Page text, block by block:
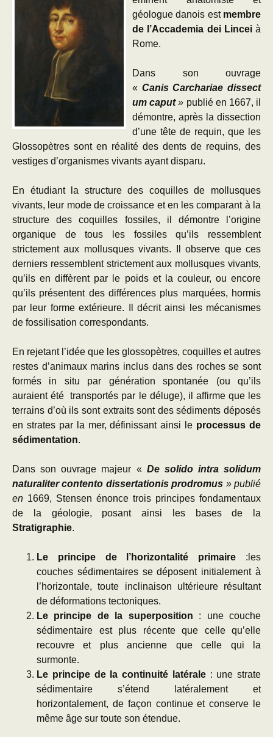
géologue danois est membre
de l’Accademia dei Lincei à
Rome.
Dans son ouvrage
« Canis Carchariae dissect
um caput» publié en 1667, il
démontre, après la dissection
d’une tête de requin, que les
Glossopètres sont en réalité des dents de requins, des
vestiges d’organismes vivants ayant disparu.
En étudiant la structure des coquilles de mollusques
vivants, leur mode de croissance et en les comparant à la
structure des coquilles fossiles, il démontre l’origine
organique de tous les fossiles qu’ils ressemblent
strictement aux mollusques vivants. Il observe que ces
derniers ressemblent strictement aux mollusques vivants,
qu’ils en diffèrent par le poids et la couleur, ou encore
qu’ils présentent des différences plus marquées, hormis
par leur forme extérieure. Il décrit ainsi les mécanismes
de fossilisation correspondants.
En rejetant l’idée que les glossopètres, coquilles et autres
restes d’animaux marins inclus dans des roches se sont
formés in situ par génération spontanée (ou qu’ils
auraient été transportés par le déluge), il affirme que les
terrains d’où ils sont extraits sont des sédiments déposés
en strates par la mer, définissant ainsi le processus de
sédimentation.
Dans son ouvrage majeur « De solido intra solidum
naturaliter contento dissertationis prodromus » publié
en 1669, Stensen énonce trois principes fondamentaux
de la géologie, posant ainsi les bases de la
Stratigraphie.
Le principe de l’horizontalité primaire :les
couches sédimentaires se déposent initialement à
l’horizontale, toute inclinaison ultérieure résultant
de déformations tectoniques.
Le principe de la superposition : une couche
sédimentaire est plus récente que celle qu’elle
recouvre et plus ancienne que celle qui la
surmonte.
Le principe de la continuité latérale: une strate
sédimentaire s’étend latéralement et
horizontalement, de façon continue et conserve le
même âge sur toute son étendue.